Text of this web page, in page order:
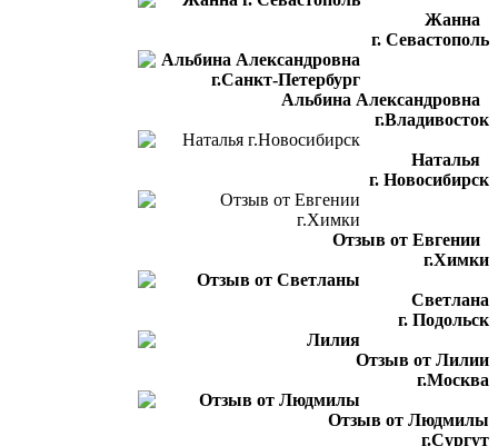
Жанна
г. Севастополь
Альбина Александровна
г.Владивосток
Наталья
г. Новосибирск
Отзыв от Евгении
г.Химки
Светлана
г. Подольск
Отзыв от Лилии
г.Москва
Отзыв от Людмилы
г.Сургут